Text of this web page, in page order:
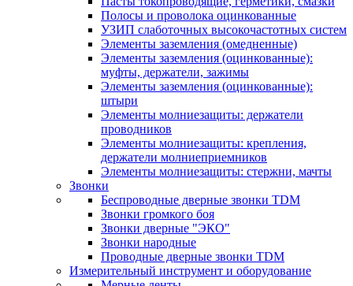
Полосы и проволока оцинкованные
УЗИП слаботочных высокочастотных систем
Элементы заземления (омедненные)
Элементы заземления (оцинкованные):
муфты, держатели, зажимы
Элементы заземления (оцинкованные):
штыри
Элементы молниезащиты: держатели
проводников
Элементы молниезащиты: крепления,
держатели молниеприемников
Элементы молниезащиты: стержни, мачты
Звонки
Беспроводные дверные звонки TDM
Звонки громкого боя
Звонки дверные "ЭКО"
Звонки народные
Проводные дверные звонки TDM
Измерительный инструмент и оборудование